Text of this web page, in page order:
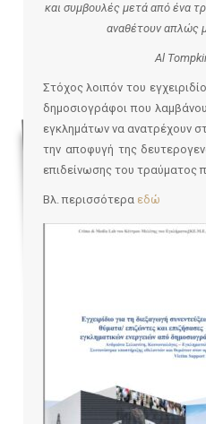
και συμβουλές μετά από ένα
αναθέτουν απλώς
Al
Στόχος λοιπόν του
δημοσιογράφοι που
εγκλημάτων να ανατρέχουν
την αποφυγή της
επιδείνωσης του τραύματος
Βλ. περισσότερα εδώ